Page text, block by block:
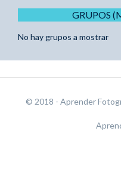
GRUPOS
No hay grupos a mostrar
© 2018 - Aprender